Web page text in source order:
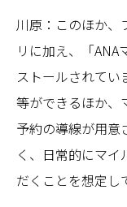
川原：このほか、
リに加え、「
ストールされて
等ができるほか、
予約の導線が用意
く、日常的にマ
だくことを想定し